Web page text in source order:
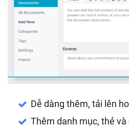
Dễ dàng thêm, tải lên
Thêm danh mục, thẻ